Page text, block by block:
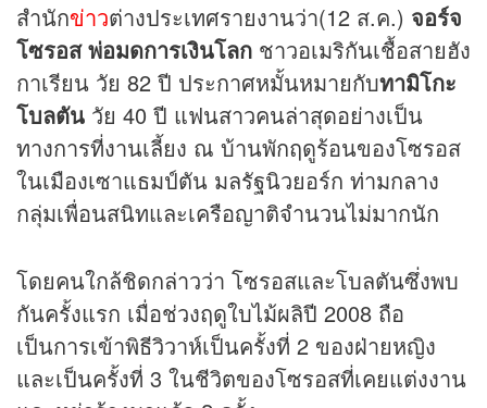
สำนักข่าวต่างประเทศรายงานว่า(12 ส.ค.) จอร์จ
โซรอส พ่อมดการเงินโลก ชาวอเมริกันเชื้อสายฮัง
กาเรียน วัย 82 ปี ประกาศหมั้นหมายกับทามิโกะ
โบลตัน วัย 40 ปี แฟนสาวคนล่าสุดอย่างเป็น
ทางการที่งานเลี้ยง ณ บ้านพักฤดูร้อนของโซรอส
ในเมืองเซาแธมป์ตัน มลรัฐนิวยอร์ก ท่ามกลาง
กลุ่มเพื่อนสนิทและเครือญาติจำนวนไม่มากนัก
โดยคนใกล้ชิดกล่าวว่า โซรอสและโบลตันซึ่งพบ
กันครั้งแรก เมื่อช่วงฤดูใบไม้ผลิปี 2008 ถือ
เป็นการเข้าพิธีวิวาห์เป็นครั้งที่ 2 ของฝ่ายหญิง
และเป็นครั้งที่ 3 ในชีวิตของโซรอสที่เคยแต่งงาน